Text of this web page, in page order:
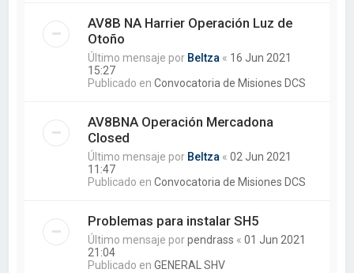
AV8B NA Harrier Operación Luz de
Otoño
Último mensaje por Beltza « 16 Jun 2021
15:27
Publicado enConvocatoria de Misiones DCS
AV8BNA Operación Mercadona
Closed
Último mensaje por Beltza «02 Jun 2021
11:47
Publicado enConvocatoria de Misiones DCS
Problemas para instalar SH5
Último mensaje porpendrass «01 Jun 2021
21:04
Publicado enGENERAL SHV